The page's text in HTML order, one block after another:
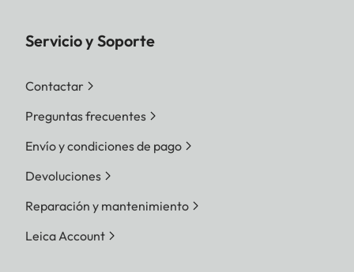
Servicio y Soporte
Contactar
Preguntas frecuentes
Envío y condiciones de pago
Devoluciones
Reparación y mantenimiento
Leica Account